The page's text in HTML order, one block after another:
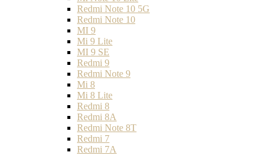
Redmi Note 10 5G
Redmi Note 10
MI 9
Mi 9 Lite
MI 9 SE
Redmi 9
Redmi Note 9
Mi 8
Mi 8 Lite
Redmi 8
Redmi 8A
Redmi Note 8T
Redmi 7
Redmi 7A